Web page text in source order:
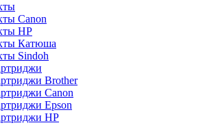
Canon
HP
Катюша
Sindoh
Brother
Canon
Epson
HP